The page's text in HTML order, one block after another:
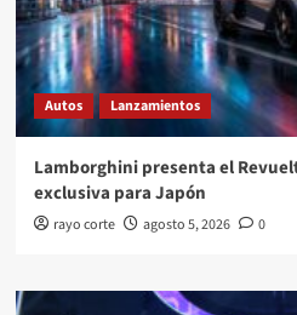
Autos Lanzamientos
Lamborghini presenta el
exclusiva para Japón
rayo corte agosto 5, 2026 0